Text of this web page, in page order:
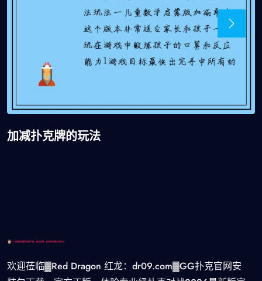
加减扑克牌的玩法
欢迎莅临▓Red Dragon 红龙：dr09.com▓GG扑克官网安